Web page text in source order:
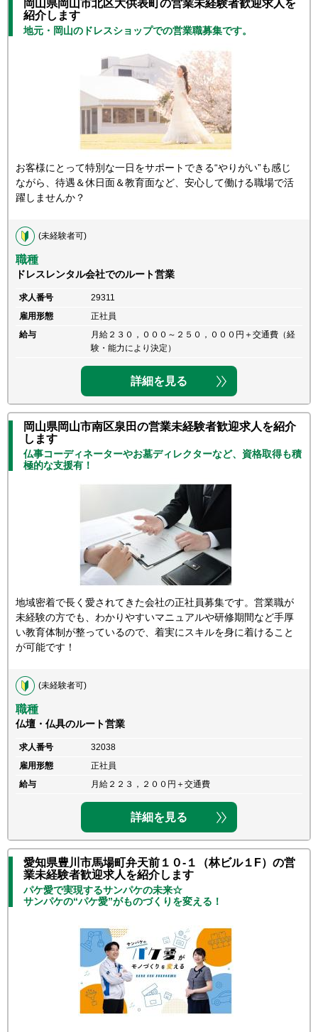
岡山県岡山市北区大供表町の営業未経験者歓迎求人を
紹介します
地元・岡山のドレスショップでの営業職募集です。
お客様にとって特別な一日をサポートできる“やりがい”も感じ
ながら、待遇＆休日面＆教育面など、安心して働ける職場で活
躍しませんか？
(未経験者可)
職種
ドレスレンタル会社でのルート営業
求人番号
29311
雇用形態
正社員
給与
月給２３０，０００～２５０，０００円＋交通費（経
験・能力により決定）
詳細を見る
岡山県岡山市南区泉田の営業未経験者歓迎求人を紹介
します
仏事コーディネーターやお墓ディレクターなど、資格取得も積
極的な支援有！
地域密着で長く愛されてきた会社の正社員募集です。営業職が
未経験の方でも、わかりやすいマニュアルや研修期間など手厚
い教育体制が整っているので、着実にスキルを身に着けること
が可能です！
(未経験者可)
職種
仏壇・仏具のルート営業
求人番号
32038
雇用形態
正社員
給与
月給２２３，２００円＋交通費
詳細を見る
愛知県豊川市馬場町弁天前１０-１（林ビル１F）の営
業未経験者歓迎求人を紹介します
パケ愛で実現するサンパケの未来☆
サンパケの“パケ愛”がものづくりを変える！